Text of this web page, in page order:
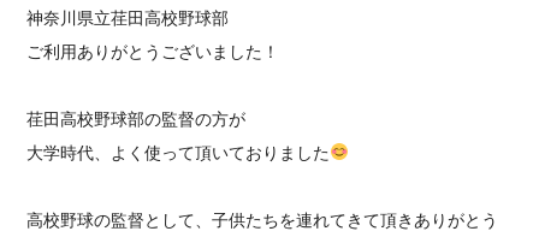
神奈川県立荏田高校野球部
ご利用ありがとうございました！
荏田高校野球部の監督の方が
大学時代、よく使って頂いておりました
高校野球の監督として、子供たちを連れてきて頂きありがとう